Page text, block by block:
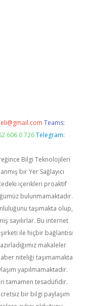
Teams:
606 0 726 Telegram:
Bilgi Teknolojileri
bir Yer Sağlayıcı
içerikleri proaktif
bulunmamaktadır.
taşımakta olup,
sayılırlar. Bu internet
ile hiçbir bağlantısı
makaleler
niteliği taşımamakta
yapılmamaktadır.
tamamen tesadüfidir.
bir bilgi paylaşım